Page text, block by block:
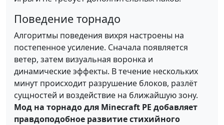
Поведение торнадо
Алгоритмы поведения вихря настроены на
постепенное усиление. Сначала появляется
ветер, затем визуальная воронка и
динамические эффекты. В течение нескольких
минут происходит разрушение блоков, разлёт
сущностей и воздействие на ближайшую зону.
Мод на торнадо для Minecraft PE добавляет
правдоподобное развитие стихийного